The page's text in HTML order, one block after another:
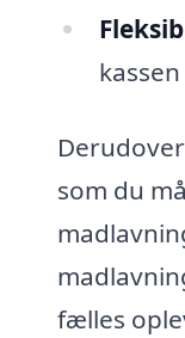
som du
fælles